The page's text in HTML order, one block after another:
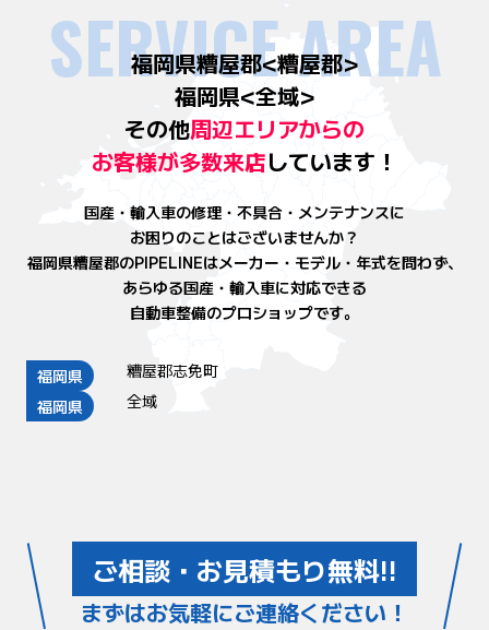
SERVICE AREA
福岡県糟屋郡<糟屋郡>
福岡県<全域>
その他周辺エリアからの
お客様が多数来店しています！
国産・輸入車の修理・不具合・メンテナンスに
お困りのことはございませんか？
福岡県糟屋郡のPIPELINEはメーカー・モデル・年式を問わず、
あらゆる国産・輸入車に対応できる
自動車整備のプロショップです。
福岡県
糟屋郡志免町
福岡県
全域
ご相談・お見積もり無料!!
まずはお気軽にご連絡ください！